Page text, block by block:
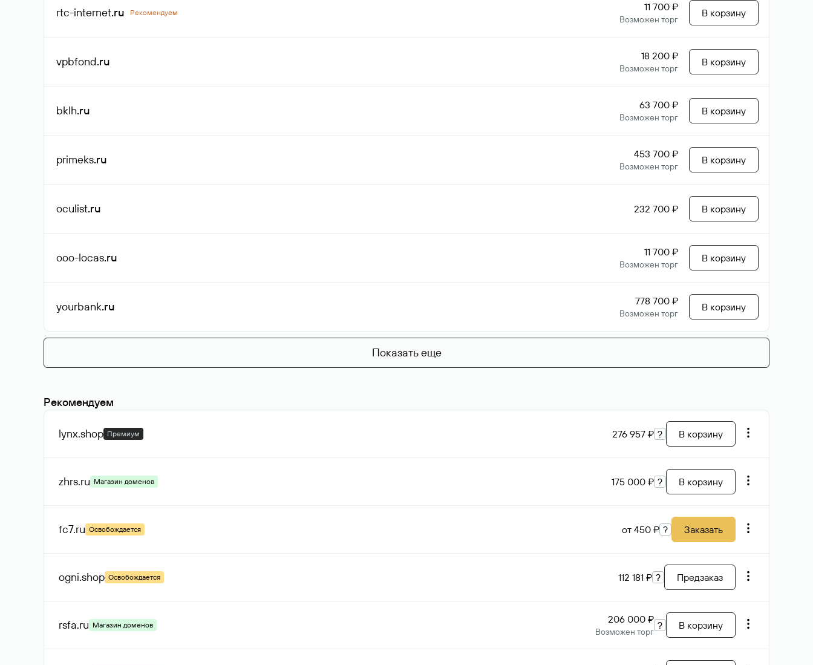
rtc-internet.ru Рекомендуем 11 700 ₽
Возможен торг
В корзину
vpbfond.ru 18 200 ₽
Возможен торг
В корзину
bklh.ru 63 700 ₽
Возможен торг
В корзину
primeks.ru 453 700 ₽
Возможен торг
В корзину
oculist.ru 232 700 ₽ В корзину
ooo-locas.ru 11 700 ₽
Возможен торг
В корзину
yourbank.ru 778 700 ₽
Возможен торг
В корзину
Показать еще
Рекомендуем
lynx.shop Премиум 276 957 ₽ ? В корзину
zhrs.ru Магазин доменов 175 000 ₽ ? В корзину
fc7.ru Освобождается от 450 ₽ ? Заказать
ogni.shop Освобождается 112 181 ₽ ? Предзаказ
rsfa.ru Магазин доменов 206 000 ₽
Возможен торг
? В корзину